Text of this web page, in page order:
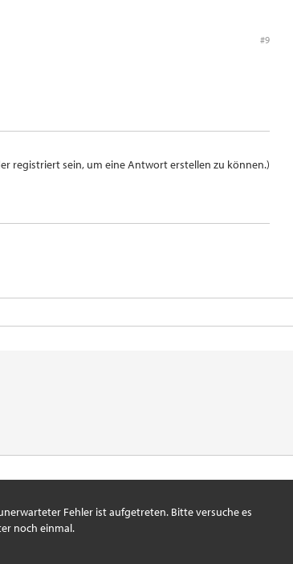
#9
registriert sein, um eine Antwort erstellen zu können.)
Fehler ist aufgetreten. Bitte versuche es
noch einmal.